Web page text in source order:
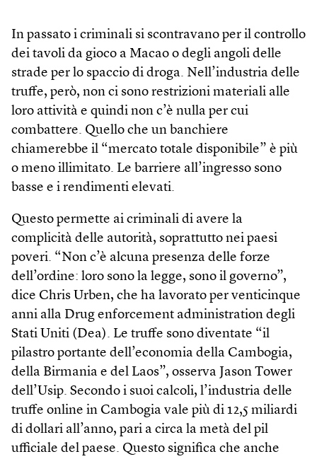
In passato i criminali si scontravano per il controllo
dei tavoli da gioco a Macao o degli angoli delle
strade per lo spaccio di droga. Nell’industria delle
truffe, però, non ci sono restrizioni materiali alle
loro attività e quindi non c’è nulla per cui
combattere. Quello che un banchiere
chiamerebbe il “mercato totale disponibile” è più
o meno illimitato. Le barriere all’ingresso sono
basse e i rendimenti elevati.
Questo permette ai criminali di avere la
complicità delle autorità, soprattutto nei paesi
poveri. “Non c’è alcuna presenza delle forze
dell’ordine: loro sono la legge, sono il governo”,
dice Chris Urben, che ha lavorato per venticinque
anni alla Drug enforcement administration degli
Stati Uniti (Dea). Le truffe sono diventate “il
pilastro portante dell’economia della Cambogia,
della Birmania e del Laos”, osserva Jason Tower
dell’Usip. Secondo i suoi calcoli, l’industria delle
truffe online in Cambogia vale più di 12,5 miliardi
di dollari all’anno, pari a circa la metà del pil
ufficiale del paese. Questo significa che anche